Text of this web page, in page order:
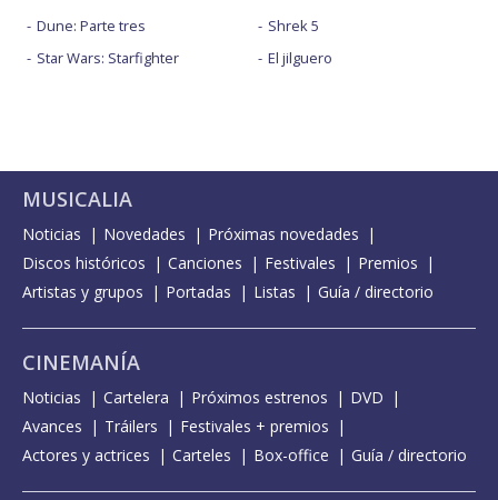
Dune: Parte tres
Star Wars: Starfighter
Shrek 5
El jilguero
MUSICALIA
Noticias Novedades
Próximas novedades
Discos históricos
Canciones Festivales
Premios
Artistas y grupos
Portadas Listas Guía / directorio
CINEMANÍA
Noticias Cartelera Próximos estrenos
DVD
Avances
Tráilers
Festivales + premios
Actores y actrices
Carteles Box-office Guía / directorio